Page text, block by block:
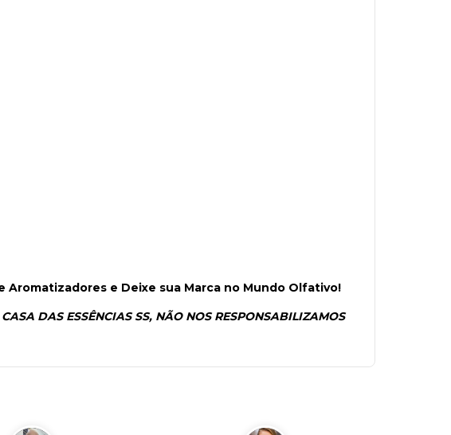
Aromatizadores e Deixe sua Marca no Mundo Olfativo!
DAS ESSÊNCIAS SS, NÃO NOS RESPONSABILIZAMOS